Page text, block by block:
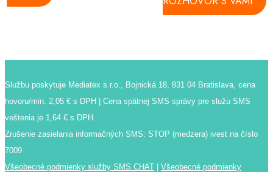
Službu poskytuje Mediatex s.r.o., Bojnická 18, 831 04 Bratislava, cena
hovoru/min. 2,05 € s DPH | Cena spätnej SMS správy pre služu SMS
veštenia je 1,64 € s DPH
Zrušenie zasielania informačných SMS: STOP (medzera) ivest na číslo
7009
Všeobecné podmienky služby SMS CHAT
Všeobecné podmienky